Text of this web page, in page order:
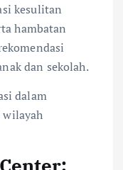
kesulitan
hambatan
dan sekolah.
dalam
wilayah